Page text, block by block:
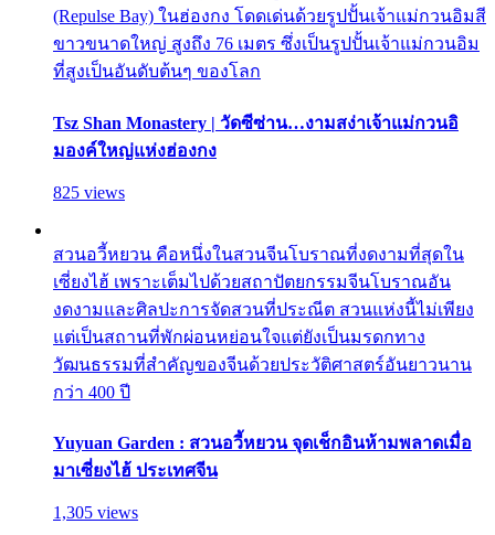
(Repulse Bay) ในฮ่องกง โดดเด่นด้วยรูปปั้นเจ้าแม่กวนอิมสี
ขาวขนาดใหญ่ สูงถึง 76 เมตร ซึ่งเป็นรูปปั้นเจ้าแม่กวนอิม
ที่สูงเป็นอันดับต้นๆ ของโลก
Tsz Shan Monastery | วัดซีซ่าน…งามสง่าเจ้าแม่กวนอิ
มองค์ใหญ่แห่งฮ่องกง
825 views
สวนอวี้หยวน คือหนึ่งในสวนจีนโบราณที่งดงามที่สุดใน
เซี่ยงไฮ้ เพราะเต็มไปด้วยสถาปัตยกรรมจีนโบราณอัน
งดงามและศิลปะการจัดสวนที่ประณีต สวนแห่งนี้ไม่เพียง
แต่เป็นสถานที่พักผ่อนหย่อนใจแต่ยังเป็นมรดกทาง
วัฒนธรรมที่สำคัญของจีนด้วยประวัติศาสตร์อันยาวนาน
กว่า 400 ปี
Yuyuan Garden : สวนอวี้หยวน จุดเช็กอินห้ามพลาดเมื่อ
มาเซี่ยงไฮ้ ประเทศจีน
1,305 views